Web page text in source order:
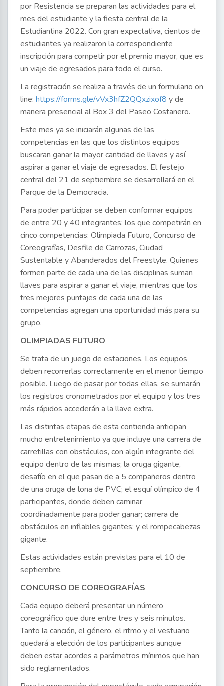
por Resistencia se preparan las actividades para el
mes del estudiante y la fiesta central de la
Estudiantina 2022. Con gran expectativa, cientos de
estudiantes ya realizaron la correspondiente
inscripción para competir por el premio mayor, que es
un viaje de egresados para todo el curso.
La registración se realiza a través de un formulario on
line: https://forms.gle/vVx3hfZ2QQxzixof8 y de
manera presencial al Box 3 del Paseo Costanero.
Este mes ya se iniciarán algunas de las
competencias en las que los distintos equipos
buscaran ganar la mayor cantidad de llaves y así
aspirar a ganar el viaje de egresados. El festejo
central del 21 de septiembre se desarrollará en el
Parque de la Democracia.
Para poder participar se deben conformar equipos
de entre 20 y 40 integrantes; los que competirán en
cinco competencias: Olimpiada Futuro, Concurso de
Coreografías, Desfile de Carrozas, Ciudad
Sustentable y Abanderados del Freestyle. Quienes
formen parte de cada una de las disciplinas suman
llaves para aspirar a ganar el viaje, mientras que los
tres mejores puntajes de cada una de las
competencias agregan una oportunidad más para su
grupo.
OLIMPIADAS FUTURO
Se trata de un juego de estaciones. Los equipos
deben recorrerlas correctamente en el menor tiempo
posible. Luego de pasar por todas ellas, se sumarán
los registros cronometrados por el equipo y los tres
más rápidos accederán a la llave extra.
Las distintas etapas de esta contienda anticipan
mucho entretenimiento ya que incluye una carrera de
carretillas con obstáculos, con algún integrante del
equipo dentro de las mismas; la oruga gigante,
desafío en el que pasan de a 5 compañeros dentro
de una oruga de lona de PVC; el esquí olímpico de 4
participantes, donde deben caminar
coordinadamente para poder ganar; carrera de
obstáculos en inflables gigantes; y el rompecabezas
gigante.
Estas actividades están previstas para el 10 de
septiembre.
CONCURSO DE COREOGRAFÍAS
Cada equipo deberá presentar un número
coreográfico que dure entre tres y seis minutos.
Tanto la canción, el género, el ritmo y el vestuario
quedará a elección de los participantes aunque
deben estar acordes a parámetros mínimos que han
sido reglamentados.